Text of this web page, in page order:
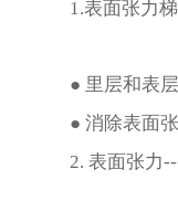
1.表面张力
● 里层和表
● 消除表面
2. 表面张力